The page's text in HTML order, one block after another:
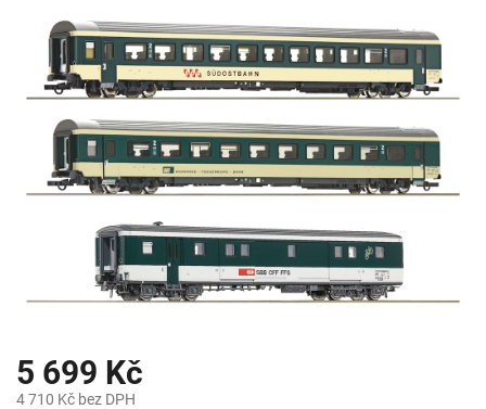
5 699 Kč
4 710 Kč bez DPH